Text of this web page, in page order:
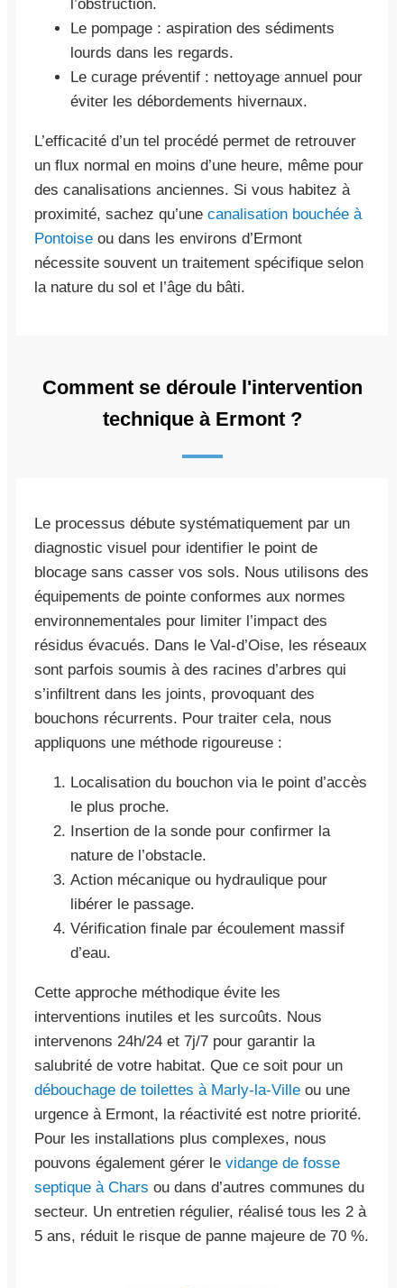
l’obstruction.
Le pompage : aspiration des sédiments
lourds dans les regards.
Le curage préventif : nettoyage annuel pour
éviter les débordements hivernaux.
L’efficacité d’un tel procédé permet de retrouver
un flux normal en moins d’une heure, même pour
des canalisations anciennes. Si vous habitez à
proximité, sachez qu’une canalisation bouchée à
Pontoise ou dans les environs d’Ermont
nécessite souvent un traitement spécifique selon
la nature du sol et l’âge du bâti.
Comment se déroule l'intervention
technique à Ermont ?
Le processus débute systématiquement par un
diagnostic visuel pour identifier le point de
blocage sans casser vos sols. Nous utilisons des
équipements de pointe conformes aux normes
environnementales pour limiter l’impact des
résidus évacués. Dans le Val-d’Oise, les réseaux
sont parfois soumis à des racines d’arbres qui
s’infiltrent dans les joints, provoquant des
bouchons récurrents. Pour traiter cela, nous
appliquons une méthode rigoureuse :
Localisation du bouchon via le point d’accès
le plus proche.
Insertion de la sonde pour confirmer la
nature de l’obstacle.
Action mécanique ou hydraulique pour
libérer le passage.
Vérification finale par écoulement massif
d’eau.
Cette approche méthodique évite les
interventions inutiles et les surcoûts. Nous
intervenons 24h/24 et 7j/7 pour garantir la
salubrité de votre habitat. Que ce soit pour un
débouchage de toilettes à Marly-la-Ville ou une
urgence à Ermont, la réactivité est notre priorité.
Pour les installations plus complexes, nous
pouvons également gérer le vidange de fosse
septique à Chars ou dans d’autres communes du
secteur. Un entretien régulier, réalisé tous les 2 à
5 ans, réduit le risque de panne majeure de 70 %.